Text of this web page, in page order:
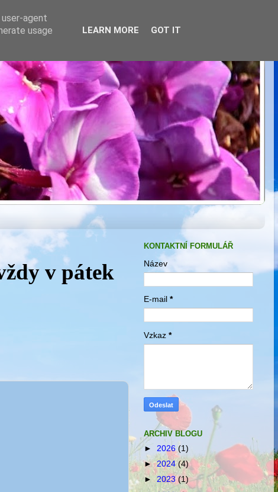
v pátek
KONTAKTNÍ FORMULÁŘ
Název
E-mail *
Vzkaz *
ARCHIV BLOGU
► 2026 (1)
►2024(4)
► 2023(1)
agent
usage
LEARN MORE GOT IT